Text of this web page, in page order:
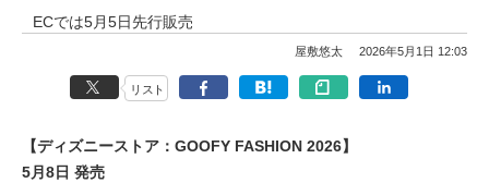
ECでは5月5日先行販売
屋敷悠太 2026年5月1日 12:03
リスト
【ディズニーストア：GOOFY FASHION 2026】
5月8日 発売